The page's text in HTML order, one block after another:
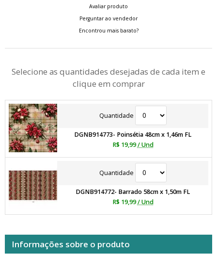
Avaliar produto
Perguntar ao vendedor
Encontrou mais barato?
Selecione as quantidades desejadas de cada item e
clique em comprar
Quantidade
DGNB914773- Poinsétia 48cm x 1,46m FL
R$ 19,99 / Und
Quantidade
DGNB914772- Barrado 58cm x 1,50m FL
R$ 19,99 / Und
Informações sobre o produto